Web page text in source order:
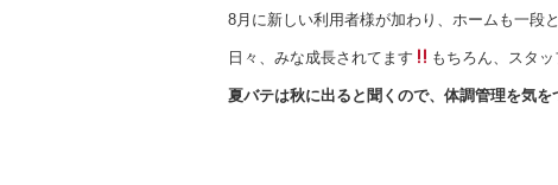
8月に新しい利用者様が加わり、ホームも一段と
日々、みな成長されてます もちろん、スタッ
夏バテは秋に出ると聞くので、体調管理を気を